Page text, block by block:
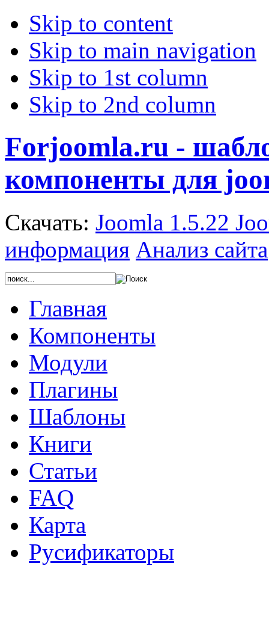
Skip to content
Skip to main navigation
Skip to 1st column
Skip to 2nd column
Forjoomla.ru -
компоненты для
Скачать: Joomla 1.5.22
информация Анализ сайта
Главная
Компоненты
Модули
Плагины
Шаблоны
Книги
Статьи
FAQ
Карта
Русификаторы